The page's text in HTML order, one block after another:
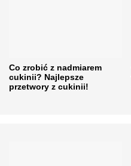
Co zrobić z nadmiarem
cukinii? Najlepsze
przetwory z cukinii!